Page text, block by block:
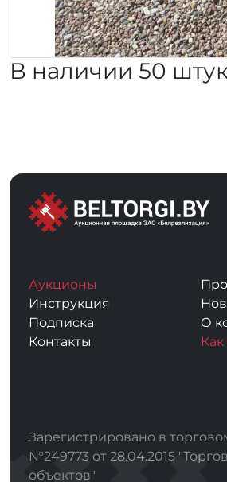
В наличии 50
Аукционы
Инструкция
Подписка
О
Контакты
Зарегистрировано в
№249773 от 28.04.2015
объектов"